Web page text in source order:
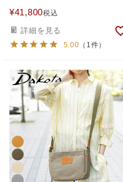
¥41,800税込
詳細を見る
5.00 （1件）